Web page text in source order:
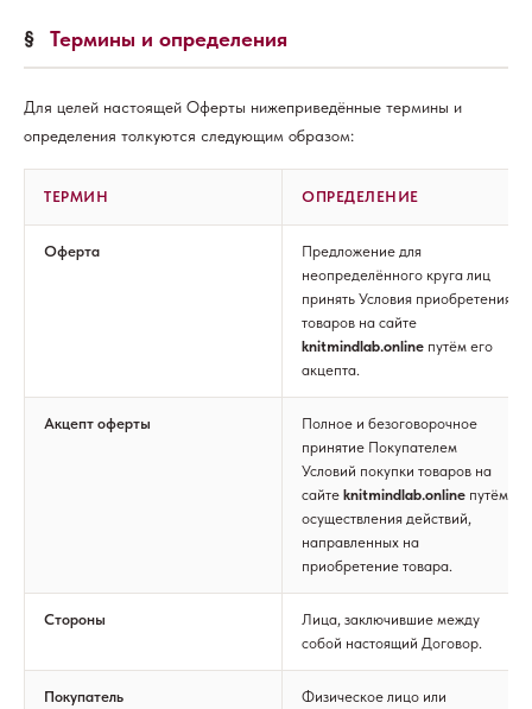
§ Термины и определения
Для целей настоящей Оферты нижеприведённые термины и
определения толкуются следующим образом:
ТЕРМИН ОПРЕДЕЛЕНИЕ
Оферта
Предложение для
неопределённого круга лиц
принять Условия приобретения
товаров на сайте
knitmindlab.online путём его
акцепта.
Акцепт оферты
Полное и безоговорочное
принятие Покупателем
Условий покупки товаров на
сайте knitmindlab.online путём
осуществления действий,
направленных на
приобретение товара.
Стороны
Лица, заключившие между
собой настоящий Договор.
Покупатель
Физическое лицо или